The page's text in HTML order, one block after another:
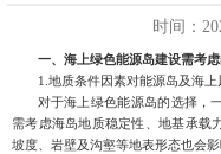
时间：
一、 海上绿色能源岛建设需考
1.地质条件因素对能源岛及海上
对于海上绿色能源岛的选择，
需考虑海岛地质稳定性、地基承载
坡度、岩壁及沟壑等地表形态也会